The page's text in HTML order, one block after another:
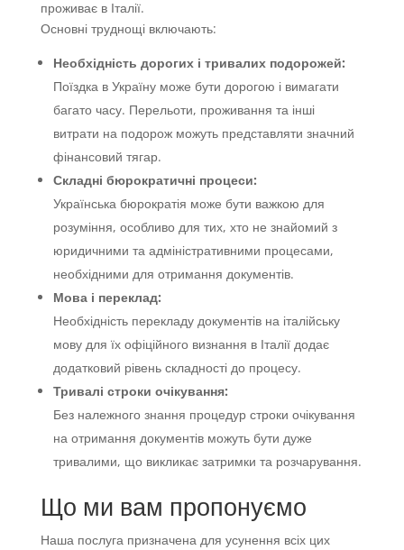
проживає в Італії.
Основні труднощі включають:
Необхідність дорогих і тривалих подорожей:
Поїздка в Україну може бути дорогою і вимагати
багато часу. Перельоти, проживання та інші
витрати на подорож можуть представляти значний
фінансовий тягар.
Складні бюрократичні процеси:
Українська бюрократія може бути важкою для
розуміння, особливо для тих, хто не знайомий з
юридичними та адміністративними процесами,
необхідними для отримання документів.
Мова і переклад:
Необхідність перекладу документів на італійську
мову для їх офіційного визнання в Італії додає
додатковий рівень складності до процесу.
Тривалі строки очікування:
Без належного знання процедур строки очікування
на отримання документів можуть бути дуже
тривалими, що викликає затримки та розчарування.
Що ми вам пропонуємо
Наша послуга призначена для усунення всіх цих